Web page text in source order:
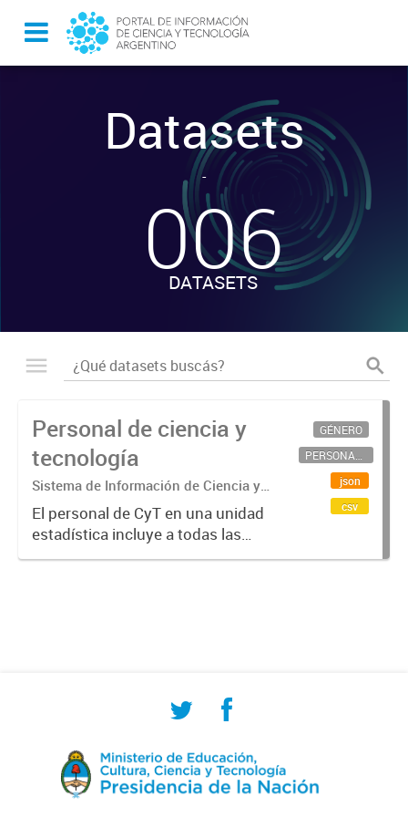
Datasets
-
006
DATASETS
Personal de ciencia y
tecnología
Sistema de Información de Ciencia y
Tecnología Argentino (SICYTAR)
El personal de CyT en una unidad
estadística incluye a todas las
personas involucradas
GÉNERO
PERSONAL CIENTÍFICO-TECNOLÓGICO
json
csv